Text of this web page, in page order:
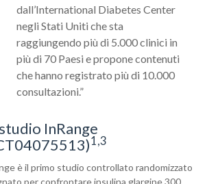
dall’International Diabetes Center
negli Stati Uniti che sta
raggiungendo più di 5.000 clinici in
più di 70 Paesi e propone contenuti
che hanno registrato più di 10.000
consultazioni.”
InRange
1,3
è il primo studio controllato randomizzato
per confrontare insulina glargine 300